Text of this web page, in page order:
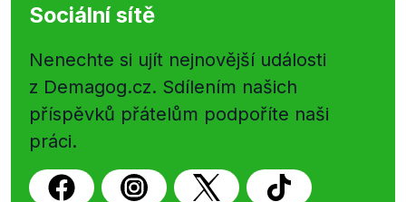
Sociální sítě
Nenechte si ujít nejnovější události
z Demagog.cz. Sdílením našich
příspěvků přátelům podpoříte naši
práci.